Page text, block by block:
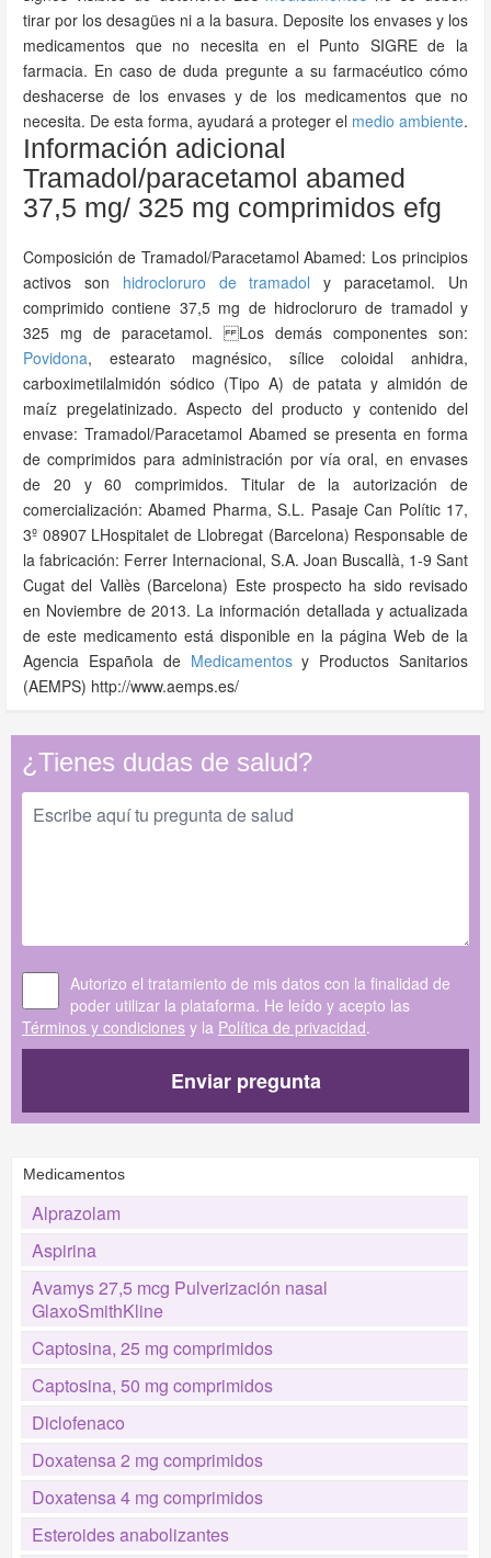
tirar por los desagües ni a la basura. Deposite los envases y los
medicamentos que no necesita en el Punto SIGRE de la
farmacia. En caso de duda pregunte a su farmacéutico cómo
deshacerse de los envases y de los medicamentos que no
necesita. De esta forma, ayudará a proteger el medio ambiente.
Información adicional
Tramadol/paracetamol abamed
37,5 mg/ 325 mg comprimidos efg
Composición de Tramadol/Paracetamol Abamed: Los principios
activos son hidrocloruro de tramadol y paracetamol. Un
comprimido contiene 37,5 mg de hidrocloruro de tramadol y
325 mg de paracetamol. Los demás componentes son:
Povidona, estearato magnésico, sílice coloidal anhidra,
carboximetilalmidón sódico (Tipo A) de patata y almidón de
maíz pregelatinizado. Aspecto del producto y contenido del
envase: Tramadol/Paracetamol Abamed se presenta en forma
de comprimidos para administración por vía oral, en envases
de 20 y 60 comprimidos. Titular de la autorización de
comercialización: Abamed Pharma, S.L. Pasaje Can Polític 17,
3º 08907 LHospitalet de Llobregat (Barcelona) Responsable de
la fabricación: Ferrer Internacional, S.A. Joan Buscallà, 1-9 Sant
Cugat del Vallès (Barcelona) Este prospecto ha sido revisado
en Noviembre de 2013. La información detallada y actualizada
de este medicamento está disponible en la página Web de la
Agencia Española de Medicamentosy Productos Sanitarios
(AEMPS) http://www.aemps.es/
¿Tienes dudas de salud?
Autorizo el tratamiento de mis datos con la finalidad de
poder utilizar la plataforma. He leído y acepto las
Términos y condiciones y la Política de privacidad.
Enviar pregunta
Medicamentos
Alprazolam
Aspirina
Avamys 27,5 mcg Pulverización nasal
GlaxoSmithKline
Captosina, 25 mg comprimidos
Captosina, 50 mg comprimidos
Diclofenaco
Doxatensa 2 mg comprimidos
Doxatensa 4 mg comprimidos
Esteroides anabolizantes